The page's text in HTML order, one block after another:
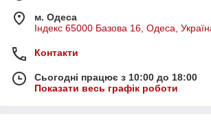
м. Одеса
Індекс 65000 Базова 16, Одеса,
Контакти
Сьогодні працює з 10:00 до 18:00
Показати весь графік роботи